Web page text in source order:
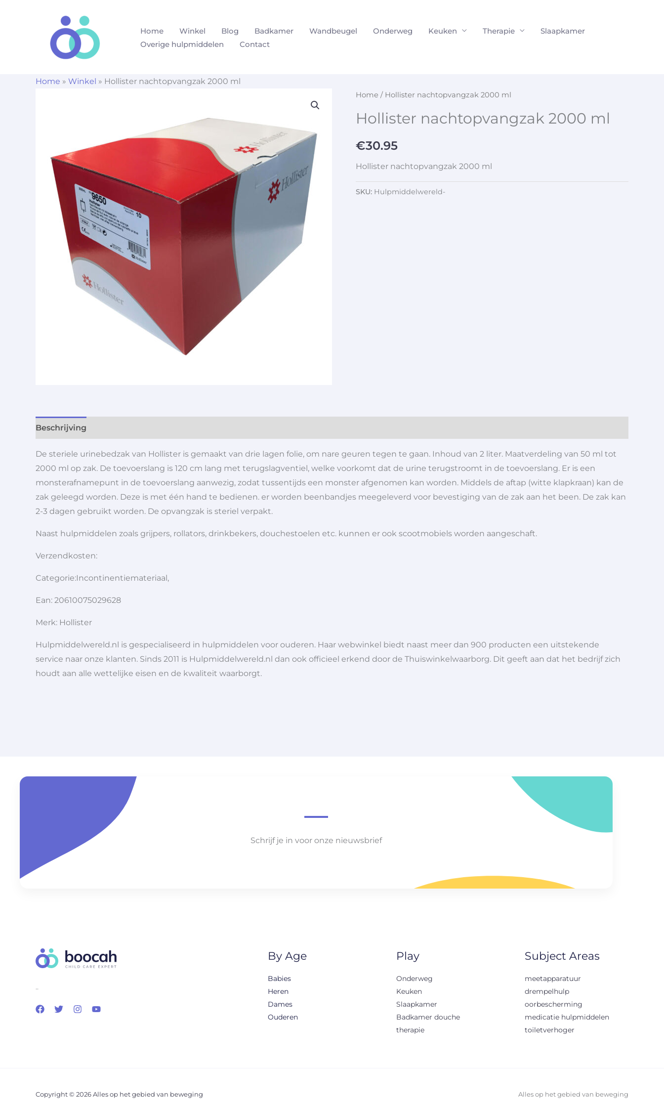
Home Winkel Blog Badkamer Wandbeugel Onderweg Keuken Therapie
Slaapkamer
Overige hulpmiddelen
Contact
Home » Winkel » Hollister nachtopvangzak 2000 ml
Home / Hollister nachtopvangzak 2000 ml
Hollister nachtopvangzak 2000 ml
€30.95
Hollister nachtopvangzak 2000 ml
SKU: Hulpmiddelwereld-
Beschrijving
De steriele urinebedzak van Hollister is gemaakt van drie lagen folie, om nare geuren tegen te gaan. Inhoud van 2 liter. Maatverdeling van 50 ml tot
2000 ml op zak. De toevoerslang is 120 cm lang met terugslagventiel, welke voorkomt dat de urine terugstroomt in de toevoerslang. Er is een
monsterafnamepunt in de toevoerslang aanwezig, zodat tussentijds een monster afgenomen kan worden. Middels de aftap (witte klapkraan) kan de
zak geleegd worden. Deze is met één hand te bedienen. er worden beenbandjes meegeleverd voor bevestiging van de zak aan het been. De zak kan
2-3 dagen gebruikt worden. De opvangzak is steriel verpakt.
Naast hulpmiddelen zoals grijpers, rollators, drinkbekers, douchestoelen etc. kunnen er ook scootmobiels worden aangeschaft.
Verzendkosten:
Categorie:Incontinentiemateriaal,
Ean: 20610075029628
Merk: Hollister
Hulpmiddelwereld.nl is gespecialiseerd in hulpmiddelen voor ouderen. Haar webwinkel biedt naast meer dan 900 producten een uitstekende
service naar onze klanten. Sinds 2011 is Hulpmiddelwereld.nl dan ook officieel erkend door de Thuiswinkelwaarborg. Dit geeft aan dat het bedrijf zich
houdt aan alle wettelijke eisen en de kwaliteit waarborgt.
Schrijf je in voor onze nieuwsbrief
..
By Age
Babies
Heren
Dames
Ouderen
Play
Onderweg
Keuken
Slaapkamer
Badkamer douche
therapie
Subject Areas
meetapparatuur
drempelhulp
oorbescherming
medicatie hulpmiddelen
toiletverhoger
Copyright © 2026 Alles op het gebied van beweging Alles op het gebied van beweging